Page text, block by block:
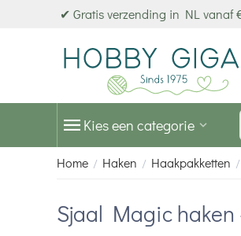
✔ Gratis verzending in NL vanaf
Kies een categorie
Home / Haken / Haakpakketten /
Sjaal Magic haken